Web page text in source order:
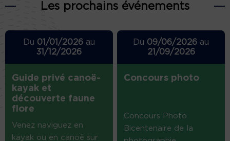
Les prochains événements
Du 01/01/2026au
31/12/2026
Guide privé canoë-
kayak et
découverte faune
flore
Venez naviguez en
kayak ou en canoë sur
Du 09/06/2026 au
21/09/2026
Concours photo
Concours Photo
Bicentenaire de la